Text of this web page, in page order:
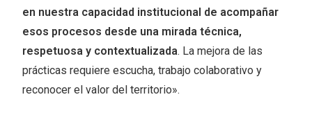
en nuestra capacidad institucional de acompañar
esos procesos desde una mirada técnica,
respetuosa y contextualizada. La mejora de las
prácticas requiere escucha, trabajo colaborativo y
reconocer el valor del territorio».